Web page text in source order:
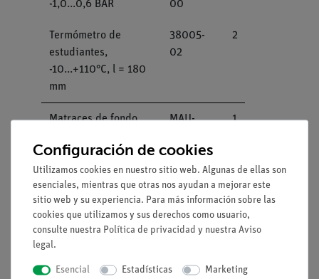
-1,0...0,6 BAR 00
Termómetro de
estudiantes,
-10...+110°C, l = 180
mm
38005-
02
2
Matraces de fondo
cuellos, varios
volúmenes
MAU-
1
LLAVE DE UNA VIA, A
ESCUADRA
36705-01 1
Bomba de vacío con
válvula rotativa, dos
Configuración de cookies
Utilizamos cookies en nuestro sitio web. Algunas de ellas son
esenciales, mientras que otras nos ayudan a mejorar este
sitio web y su experiencia. Para más información sobre las
cookies que utilizamos y sus derechos como usuario,
consulte nuestra Política de privacidad y nuestra Aviso
legal.
Esencial Estadísticas Marketing